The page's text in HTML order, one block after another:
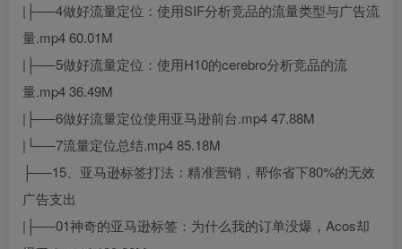
|├──4做好流量定位：使用SIF分析竞品的流量类型与广告流
量.mp4 60.01M
|├──5做好流量定位：使用H10的cerebro分析竞品的流
量.mp4 36.49M
|├──6做好流量定位使用亚马逊前台.mp4 47.88M
|└──7流量定位总结.mp4 85.18M
├──15、亚马逊标签打法：精准营销，帮你省下80%的无效
广告支出
|├──01神奇的亚马逊标签：为什么我的订单没爆，Acos却